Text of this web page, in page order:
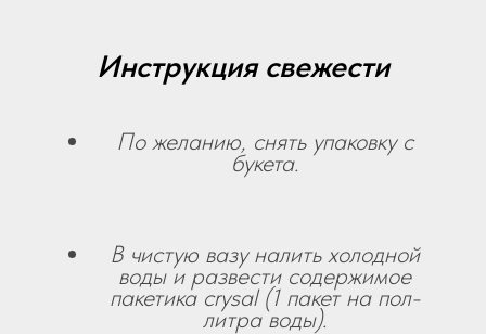
Инструкция свежести
По желанию, снять упаковку с
букета.
В чистую вазу налить холодной
воды и развести содержимое
пакетика crysal (1 пакет на пол-
литра воды).